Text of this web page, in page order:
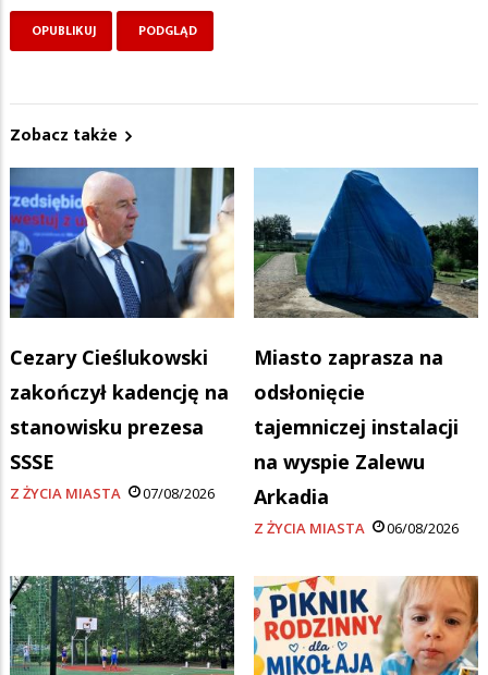
Zobacz także
Cezary Cieślukowski
zakończył kadencję na
stanowisku prezesa
SSSE
Z ŻYCIA MIASTA 07/08/2026
Miasto zaprasza na
odsłonięcie
tajemniczej instalacji
na wyspie Zalewu
Arkadia
Z ŻYCIA MIASTA 06/08/2026